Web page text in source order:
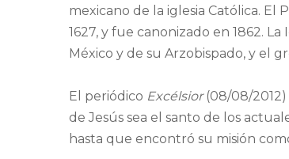
mexicano de la iglesia Católica. El
1627, y fue canonizado en 1862.
México y de su Arzobispado, y el
El periódico Excélsior(08/08/2012)
de Jesús sea el santo de los
hasta que encontró su misión